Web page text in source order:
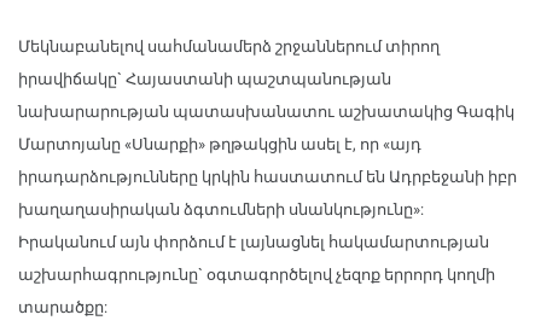
Մեկնաբանելով սահմանամերձ շրջաններում տիրող
իրավիճակը` Հայաստանի պաշտպանության
նախարարության պատասխանատու աշխատակից Գագիկ
Մարտոյանը «Սնարքի» թղթակցին ասել է, որ «այդ
իրադարձությունները կրկին հաստատում են Ադրբեջանի իբր
խաղաղասիրական ձգտումների սնանկությունը»:
Իրականում այն փորձում է լայնացնել հակամարտության
աշխարհագրությունը` օգտագործելով չեզոք երրորդ կողմի
տարածքը: